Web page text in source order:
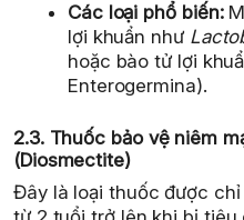
Các loại phổ biến:
lợi khuẩn như
hoặc bào tử lợi
Enterogermina).
2.3. Thuốc bảo vệ niêm
(Diosmectite)
Đây là loại thuốc được